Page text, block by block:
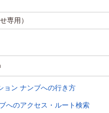
専用）
ョン ナンブへの行き方
へのアクセス・ルート検索